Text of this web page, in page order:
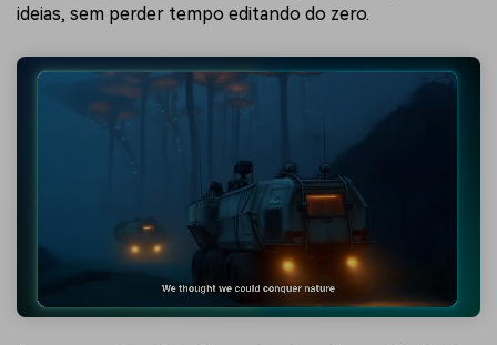
ideias, sem perder tempo editando do zero.